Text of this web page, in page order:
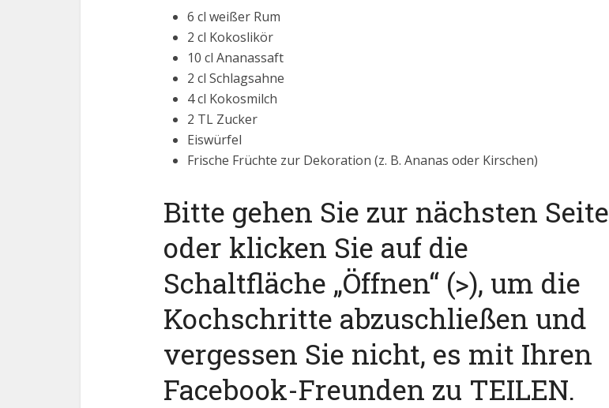
6 cl weißer Rum
2 cl Kokoslikör
10 cl Ananassaft
2 cl Schlagsahne
4 cl Kokosmilch
2 TL Zucker
Eiswürfel
Frische Früchte zur Dekoration (z. B. Ananas oder Kirschen)
Bitte gehen Sie zur nächsten Seite
oder klicken Sie auf die
Schaltfläche „Öffnen“ (>), um die
Kochschritte abzuschließen und
vergessen Sie nicht, es mit Ihren
Facebook-Freunden zu TEILEN.